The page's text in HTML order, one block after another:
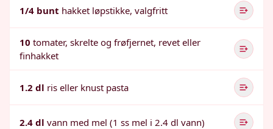
1/4 bunt hakket løpstikke, valgfritt
10 tomater, skrelte og frøfjernet, revet eller
finhakket
1.2 dl ris eller knust pasta
2.4 dl vann med mel (1 ss mel i 2.4 dl vann)